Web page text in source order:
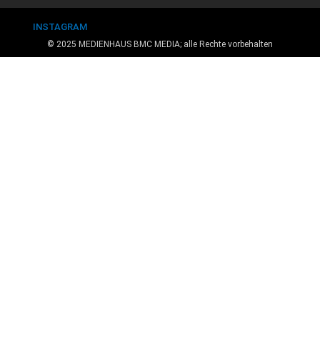
INSTAGRAM
© 2025 MEDIENHAUS BMC MEDIA; alle Rechte vorbehalten